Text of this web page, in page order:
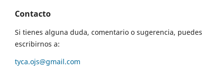
Contacto
Si tienes alguna duda, comentario o sugerencia, puedes
escribirnos a:
tyca.ojs@gmail.com